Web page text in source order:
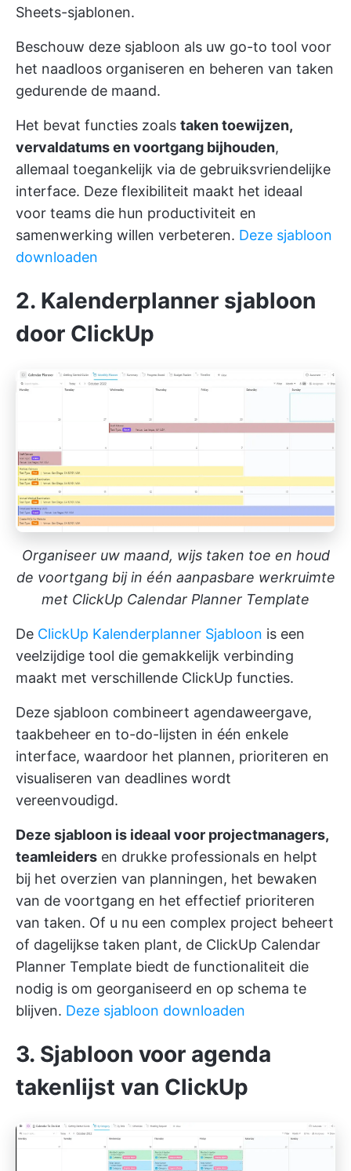
Sheets-sjablonen.
Beschouw deze sjabloon als uw go-to tool voor
het naadloos organiseren en beheren van taken
gedurende de maand.
Het bevat functies zoals taken toewijzen,
vervaldatums en voortgang bijhouden,
allemaal toegankelijk via de gebruiksvriendelijke
interface. Deze flexibiliteit maakt het ideaal
voor teams die hun productiviteit en
samenwerking willen verbeteren. Deze sjabloon
downloaden
2. Kalenderplanner sjabloon
door ClickUp
Organiseer uw maand, wijs taken toe en houd
de voortgang bij in één aanpasbare werkruimte
met ClickUp Calendar Planner Template
De ClickUp Kalenderplanner Sjabloon is een
veelzijdige tool die gemakkelijk verbinding
maakt met verschillende ClickUp functies.
Deze sjabloon combineert agendaweergave,
taakbeheer en to-do-lijsten in één enkele
interface, waardoor het plannen, prioriteren en
visualiseren van deadlines wordt
vereenvoudigd.
Deze sjabloon is ideaal voor projectmanagers,
teamleiders en drukke professionals en helpt
bij het overzien van planningen, het bewaken
van de voortgang en het effectief prioriteren
van taken. Of u nu een complex project beheert
of dagelijkse taken plant, de ClickUp Calendar
Planner Template biedt de functionaliteit die
nodig is om georganiseerd en op schema te
blijven. Deze sjabloon downloaden
3. Sjabloon voor agenda
takenlijst van ClickUp